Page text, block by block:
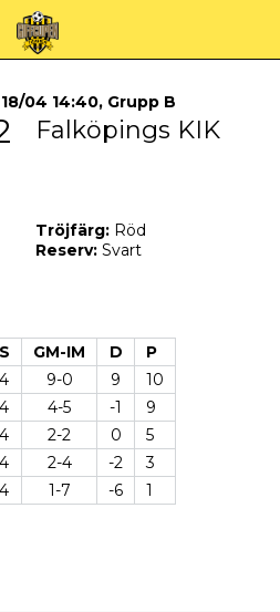
04 14:40, Grupp B
Falköpings KIK
Tröjfärg: Röd
Reserv: Svart
S GM-IM D
P
4 9-0 9
10
4 4-5 -1
9
4 2-2 0
5
4 2-4 -2
3
4 1-7 -6 1